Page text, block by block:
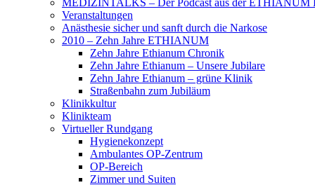
MEDIZINTALKS – Der Podcast aus der ETHIANUM
Veranstaltungen
Anästhesie sicher und sanft durch die Narkose
2010 – Zehn Jahre ETHIANUM
Zehn Jahre Ethianum Chronik
Zehn Jahre Ethianum – Unsere Jubilare
Zehn Jahre Ethianum – grüne Klinik
Straßenbahn zum Jubiläum
Klinikkultur
Klinikteam
Virtueller Rundgang
Hygienekonzept
Ambulantes OP-Zentrum
OP-Bereich
Zimmer und Suiten